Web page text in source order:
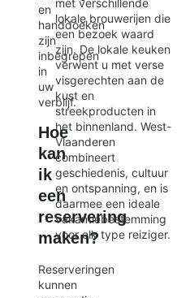
en
handdoeken
zijn
inbegrepen
in
uw
verblijf.
Hoe
kan
ik
een
reservering
maken?
Reserveringen
kunnen
met verschillende
lokale brouwerijen die
een bezoek waard
zijn. De lokale keuken
verwent u met verse
visgerechten aan de
kust en
streekproducten in
het binnenland. West-
Vlaanderen
combineert
geschiedenis, cultuur
en ontspanning, en is
daarmee een ideale
vakantiebestemming
voor elk type reiziger.